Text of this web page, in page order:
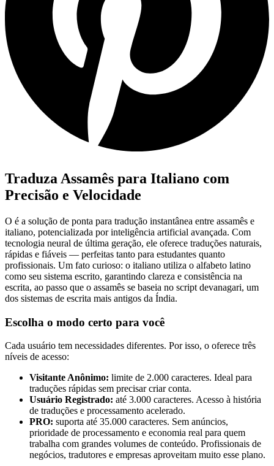
Traduza Assamês para Italiano com
Precisão e Velocidade
O é a solução de ponta para tradução instantânea entre assamês e
italiano, potencializada por inteligência artificial avançada. Com
tecnologia neural de última geração, ele oferece traduções naturais,
rápidas e fiáveis — perfeitas tanto para estudantes quanto
profissionais. Um fato curioso: o italiano utiliza o alfabeto latino
como seu sistema escrito, garantindo clareza e consistência na
escrita, ao passo que o assamês se baseia no script devanagari, um
dos sistemas de escrita mais antigos da Índia.
Escolha o modo certo para você
Cada usuário tem necessidades diferentes. Por isso, o oferece três
níveis de acesso:
Visitante Anônimo: limite de 2.000 caracteres. Ideal para
traduções rápidas sem precisar criar conta.
Usuário Registrado: até 3.000 caracteres. Acesso à história
de traduções e processamento acelerado.
PRO: suporta até 35.000 caracteres. Sem anúncios,
prioridade de processamento e economia real para quem
trabalha com grandes volumes de conteúdo. Profissionais de
negócios, tradutores e empresas aproveitam muito esse plano.